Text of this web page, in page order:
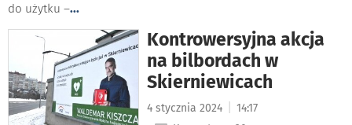
do użytku –...
Kontrowersyjna akcja
na bilbordach w
Skierniewicach
4 stycznia 2024
14:17